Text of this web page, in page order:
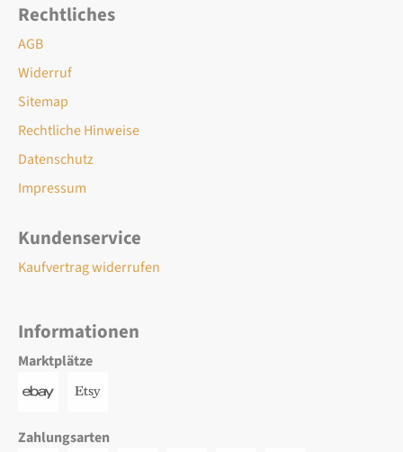
Rechtliches
AGB
Widerruf
Sitemap
Rechtliche Hinweise
Datenschutz
Impressum
Kundenservice
Kaufvertrag widerrufen
Informationen
Marktplätze
Zahlungsarten